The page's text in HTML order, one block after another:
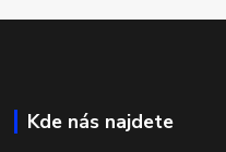
Kde nás najdete